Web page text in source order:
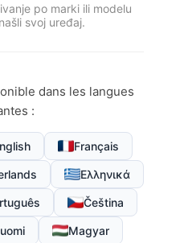
po marki ili modelu
svoj uređaj.
dans les langues
:
Français
Ελληνικά
Čeština
Magyar